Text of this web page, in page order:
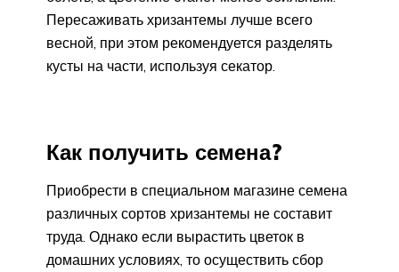
Пересаживать хризантемы лучше всего
весной, при этом рекомендуется разделять
кусты на части, используя секатор.
Как получить семена?
Приобрести в специальном магазине семена
различных сортов хризантемы не составит
труда. Однако если вырастить цветок в
домашних условиях, то осуществить сбор